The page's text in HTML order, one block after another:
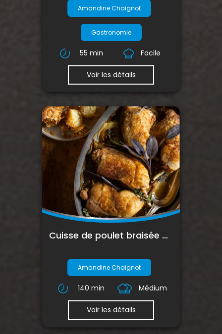
Amandine Chaignot
Gastronomie
55 min Facile
Voir les détails
Cuisse de poulet braisée aux oignons confits, au thym et au citron, pommes Amandine
Amandine Chaignot
140 min Médium
Voir les détails